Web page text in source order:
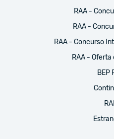
RAA -
RAA -
RAA - Concurso
RAA - Oferta
BEP